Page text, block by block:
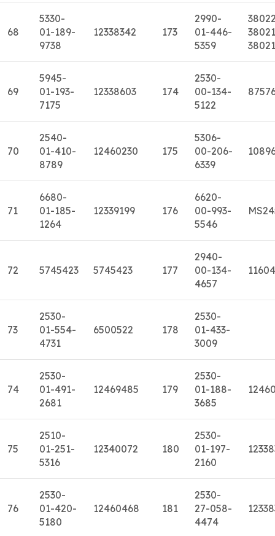
68
5330-
01-189-
9738
12338342 173
2990-
01-446-
5359
69
5945-
01-193-
7175
12338603 174
2530-
00-134-
5122
70
2540-
01-410-
8789
12460230 175
5306-
00-206-
6339
71
6680-
01-185-
1264
12339199 176
6620-
00-993-
5546
72 5745423 5745423 177
2940-
00-134-
4657
73
2530-
01-554-
4731
6500522 178
2530-
01-433-
3009
74
2530-
01-491-
2681
12469485 179
2530-
01-188-
3685
75
2510-
01-251-
5316
12340072 180
2530-
01-197-
2160
76
2530-
01-420-
5180
12460468 181
2530-
27-058-
4474